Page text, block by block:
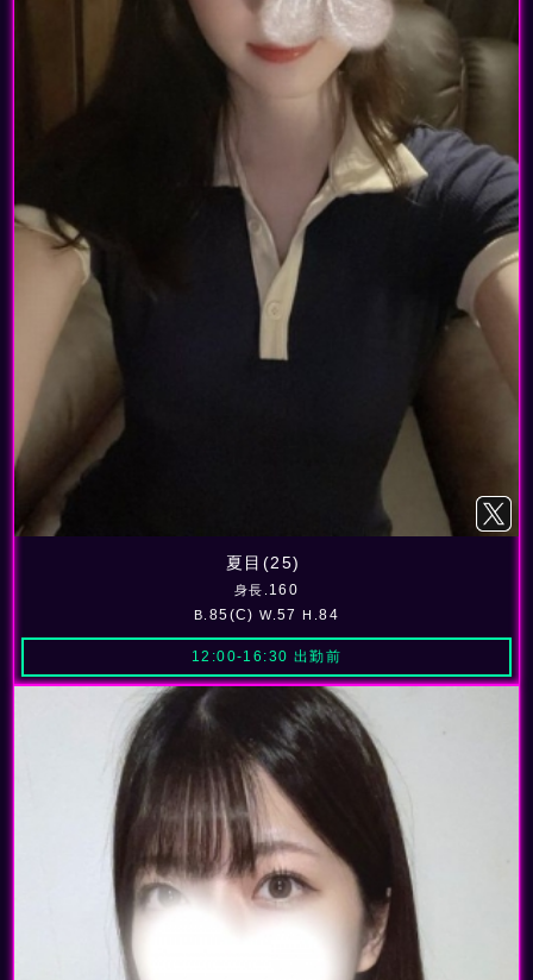
夏目(25)
身長. 160
B. 85(C)W.57 H.84
12:00-16:30 出勤前